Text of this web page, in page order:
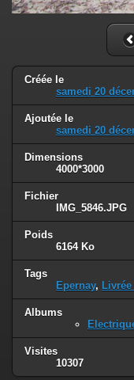
Créée le
samedi 20
Ajoutée le
samedi 20
Dimensions
4000*3000
Fichier
IMG_5846.JPG
Poids
6164 Ko
Tags
Epernay,
Albums
Visites
10307